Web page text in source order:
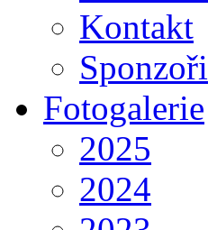
Kontakt
Sponzoři
Fotogalerie
2025
2024